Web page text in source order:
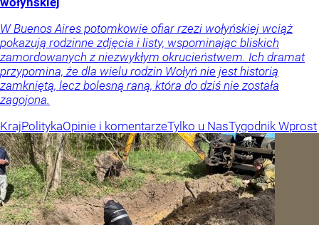
W Buenos Aires potomkowie ofiar rzezi wołyńskiej wciąż
pokazują rodzinne zdjęcia i listy, wspominając bliskich
zamordowanych z niezwykłym okrucieństwem. Ich dramat
przypomina, że dla wielu rodzin Wołyń nie jest historią
zamkniętą, lecz bolesną raną, która do dziś nie została
zagojona.
KrajPolitykaOpinie i komentarzeTylko u NasTygodnik Wprost